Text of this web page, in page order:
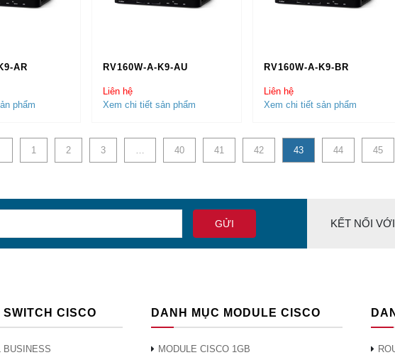
ISR 8300 Series
™ là địa chỉ muaSwitch Cisco Router Cisco,Module Cisco
Công Nghiệp Cisco,Cisco Nexus License Cisco Chính Hãng tại Hà
địa chỉ tốt nhất và uy tín nhất để đảm bảo cho hệ thống mạng của quý khách
AR
phẩm
RV160W-A-K9-AU
Liên hệ
Xem chi tiết sản phẩm
RV160W-A-K9-BR
Liên hệ
Xem chi tiết sản phẩm
1 2 3 40 41 42 43 44 45
KẾT NỐI
SWITCH CISCO
BUSINESS
DANH MỤC MODULE CISCO
MODULE CISCO 1GB